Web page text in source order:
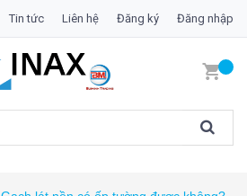
Tin tức Liên hệ Đăng ký Đăng nhập